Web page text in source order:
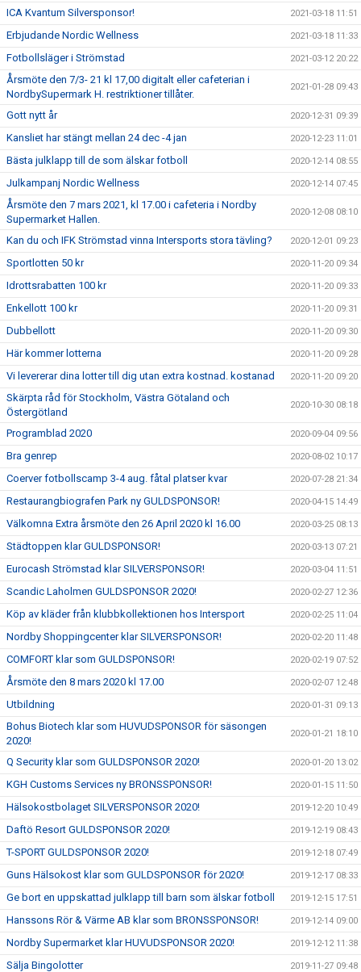
ICA Kvantum Silversponsor! 2021-03-18 11:51
Erbjudande Nordic Wellness 2021-03-18 11:33
Fotbollsläger i Strömstad 2021-03-12 20:22
Årsmöte den 7/3- 21 kl 17,00 digitalt eller cafeterian i
NordbySupermark H. restriktioner tillåter.
2021-01-28 09:43
Gott nytt år 2020-12-31 09:39
Kansliet har stängt mellan 24 dec -4 jan 2020-12-23 11:01
Bästa julklapp till de som älskar fotboll 2020-12-14 08:55
Julkampanj Nordic Wellness 2020-12-14 07:45
Årsmöte den 7 mars 2021, kl 17.00 i cafeteria i Nordby
Supermarket Hallen.
2020-12-08 08:10
Kan du och IFK Strömstad vinna Intersports stora tävling? 2020-12-01 09:23
Sportlotten 50 kr 2020-11-20 09:34
Idrottsrabatten 100 kr 2020-11-20 09:33
Enkellott 100 kr 2020-11-20 09:31
Dubbellott 2020-11-20 09:30
Här kommer lotterna 2020-11-20 09:28
Vi levererar dina lotter till dig utan extra kostnad. kostanad 2020-11-20 09:20
Skärpta råd för Stockholm, Västra Götaland och
Östergötland
2020-10-30 08:18
Programblad 2020 2020-09-04 09:56
Bra genrep 2020-08-02 10:17
Coerver fotbollscamp 3-4 aug. fåtal platser kvar 2020-07-28 21:34
Restaurangbiografen Park ny GULDSPONSOR! 2020-04-15 14:49
Välkomna Extra årsmöte den 26 April 2020 kl 16.00 2020-03-25 08:13
Städtoppen klar GULDSPONSOR! 2020-03-13 07:21
Eurocash Strömstad klar SILVERSPONSOR! 2020-03-04 11:51
Scandic Laholmen GULDSPONSOR 2020! 2020-02-27 12:36
Köp av kläder från klubbkollektionen hos Intersport 2020-02-25 11:04
Nordby Shoppingcenter klar SILVERSPONSOR! 2020-02-20 11:48
COMFORT klar som GULDSPONSOR! 2020-02-19 07:52
Årsmöte den 8 mars 2020 kl 17.00 2020-02-07 12:48
Utbildning 2020-01-31 09:13
Bohus Biotech klar som HUVUDSPONSOR för säsongen
2020!
2020-01-21 18:10
Q Security klar som GULDSPONSOR 2020! 2020-01-20 13:02
KGH Customs Services ny BRONSSPONSOR! 2020-01-15 11:50
Hälsokostbolaget SILVERSPONSOR 2020! 2019-12-20 10:49
Daftö Resort GULDSPONSOR 2020! 2019-12-19 08:43
T-SPORT GULDSPONSOR 2020! 2019-12-18 07:49
Guns Hälsokost klar som GULDSPONSOR för 2020! 2019-12-17 08:33
Ge bort en uppskattad julklapp till barn som älskar fotboll 2019-12-15 17:51
Hanssons Rör & Värme AB klar som BRONSSPONSOR! 2019-12-14 09:00
Nordby Supermarket klar HUVUDSPONSOR 2020! 2019-12-12 11:38
Sälja Bingolotter 2019-11-27 09:48